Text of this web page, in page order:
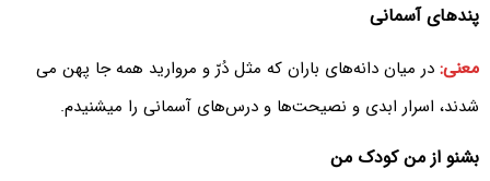
پندهای آسمانی
معنی: در میان دانه‌های باران که مثل دُرّ و مروارید همه جا پهن می
شدند، اسرار ابدی و نصیحت‌ها و درس‌های آسمانی را میشنیدم.
بشنو از من کودک من